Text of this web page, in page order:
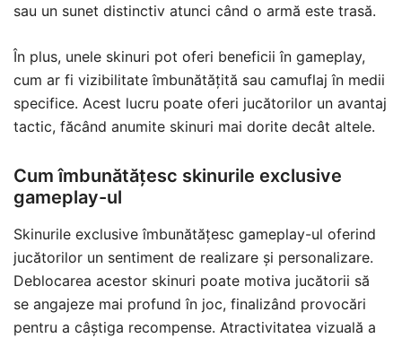
sau un sunet distinctiv atunci când o armă este trasă.
În plus, unele skinuri pot oferi beneficii în gameplay,
cum ar fi vizibilitate îmbunătățită sau camuflaj în medii
specifice. Acest lucru poate oferi jucătorilor un avantaj
tactic, făcând anumite skinuri mai dorite decât altele.
Cum îmbunătățesc skinurile exclusive
gameplay-ul
Skinurile exclusive îmbunătățesc gameplay-ul oferind
jucătorilor un sentiment de realizare și personalizare.
Deblocarea acestor skinuri poate motiva jucătorii să
se angajeze mai profund în joc, finalizând provocări
pentru a câștiga recompense. Atractivitatea vizuală a